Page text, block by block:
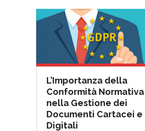
L’Importanza della
Conformità Normativa
nella Gestione dei
Documenti Cartacei e
Digitali